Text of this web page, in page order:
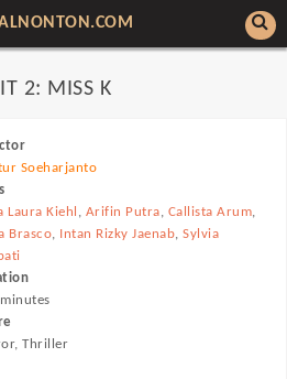
2: MISS K
Soeharjanto
Laura Kiehl , Arifin Putra, Callista Arum,
Brasco, Intan Rizky Jaenab,Sylvia
Thriller